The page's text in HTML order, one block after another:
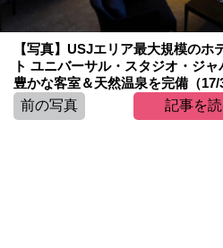
【写真】USJエリア最大規模のホ
ト ユニバーサル・スタジオ・ジ
豊かな客室＆天然温泉を完備（17/
前の写真
記事を